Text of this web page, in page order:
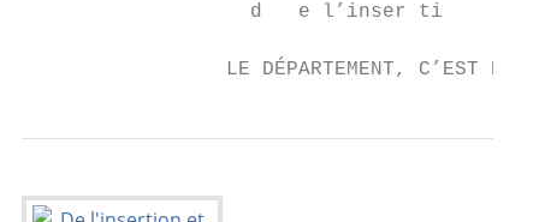
                   d   e l’inser ti
LE DÉPARTEMENT, C’EST